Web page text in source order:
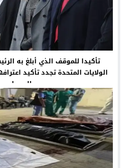
تأكيدا للموقف الذي أبلغ به
الولايات المتحدة تجدد تأكيد
الصحراء